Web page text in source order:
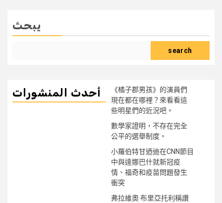
يبحث
search
أحدث المنشورات
《橘子郡男孩》的演員們
現在都在哪裡？來看看這
些明星們的近況吧。
數學家證明，不存在完全
公平的選舉制度。
小羅伯特甘迺迪在CNN節目
中與達娜巴什就新冠疫
情、福奇和疫苗問題發生
衝突
弗拉維奧·布里亞托利稱讚